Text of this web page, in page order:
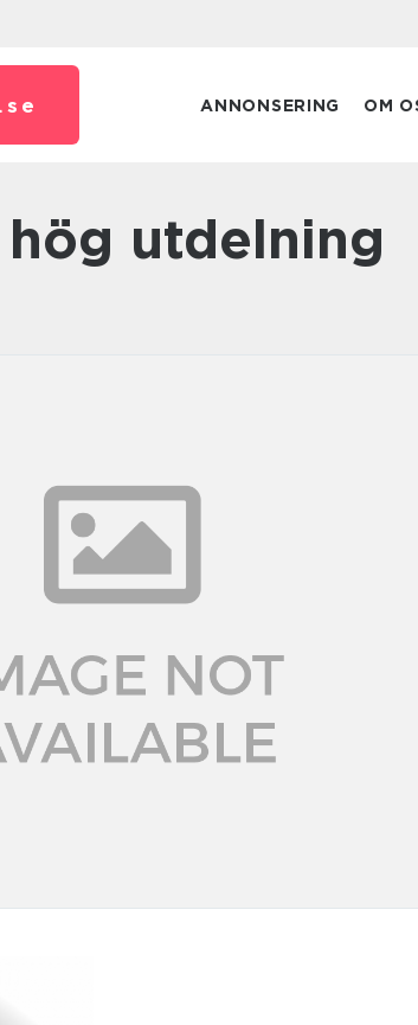
se ANNONSERING OM
hög utdelning